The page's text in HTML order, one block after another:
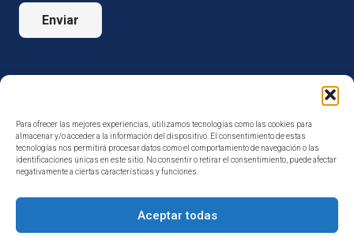
Para ofrecer las mejores experiencias, utilizamos tecnologías como las cookies para
almacenar y/o acceder a la información del dispositivo. El consentimiento de estas
tecnologías nos permitirá procesar datos como el comportamiento de navegación o las
identificaciones únicas en este sitio. No consentir o retirar el consentimiento, puede afectar
negativamente a ciertas características y funciones.
Aceptar todas
Enviar